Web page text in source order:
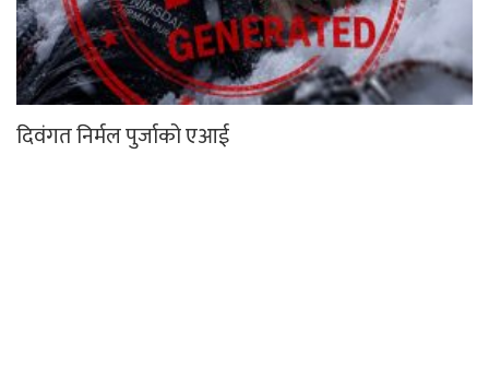
दिवंगत निर्मल पुर्जाको एआई